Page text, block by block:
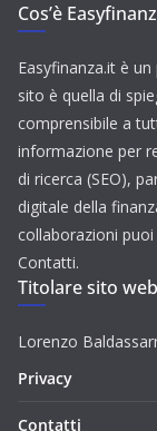
Cos’è
Easyfinanza.it è
sito è quella di
comprensibile a
informazione per
di ricerca (SEO),
digitale della
collaborazioni
Contatti.
Titolare sito web
Lorenzo
Privacy
Contatti